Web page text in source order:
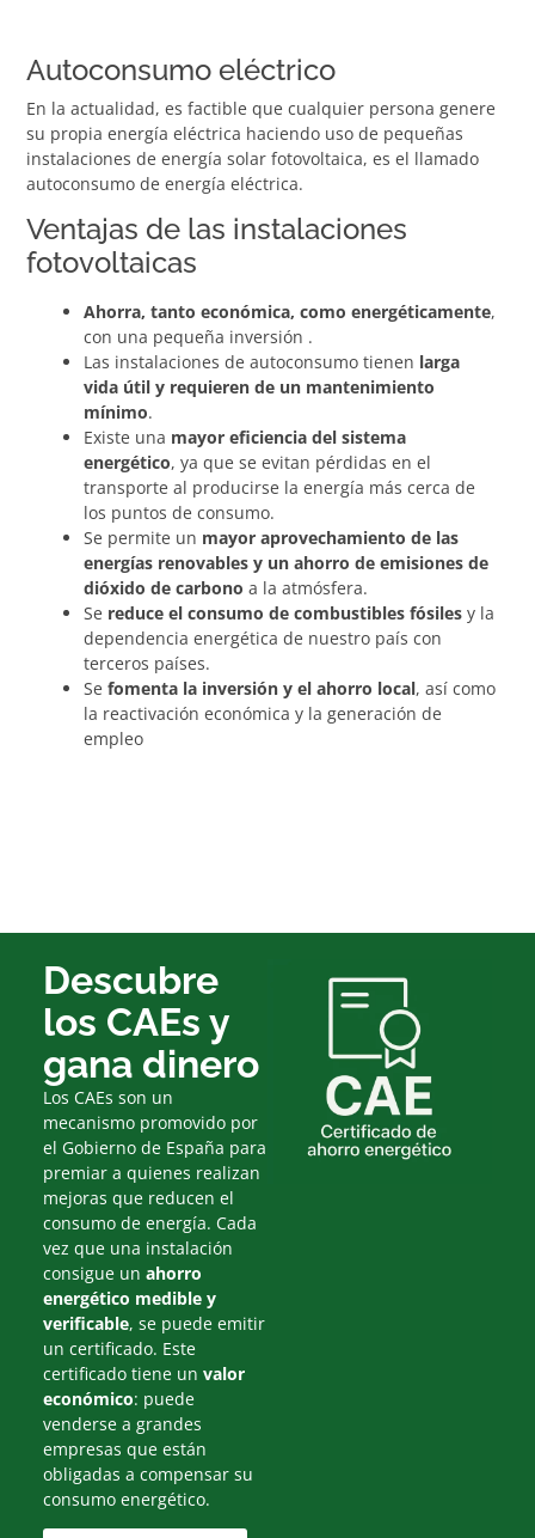
Autoconsumo eléctrico
En la actualidad, es factible que cualquier persona genere
su propia energía eléctrica haciendo uso de pequeñas
instalaciones de energía solar fotovoltaica, es el llamado
autoconsumo de energía eléctrica.
Ventajas de las instalaciones
fotovoltaicas
Ahorra, tanto económica, como energéticamente,
con una pequeña inversión .
Las instalaciones de autoconsumo tienen larga
vida útil y requieren de un mantenimiento
mínimo.
Existe una mayor eficiencia del sistema
energético, ya que se evitan pérdidas en el
transporte al producirse la energía más cerca de
los puntos de consumo.
Se permite un mayor aprovechamiento de las
energías renovables y un ahorro de emisiones de
dióxido de carbono a la atmósfera.
Se reduce el consumo de combustibles fósiles y la
dependencia energética de nuestro país con
terceros países.
Sefomenta la inversión y el ahorro local, así como
la reactivación económica y la generación de
empleo
Descubre
los CAEs y
gana dinero
Los CAEs son un
mecanismo promovido por
el Gobierno de España para
premiar a quienes realizan
mejoras que reducen el
consumo de energía. Cada
vez que una instalación
consigue un ahorro
energético medible y
verificable, se puede emitir
un certificado. Este
certificado tiene un valor
económico: puede
venderse a grandes
empresas que están
obligadas a compensar su
consumo energético.